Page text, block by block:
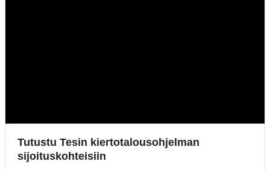
Tutustu Tesin kiertotalousohjelman
sijoituskohteisiin